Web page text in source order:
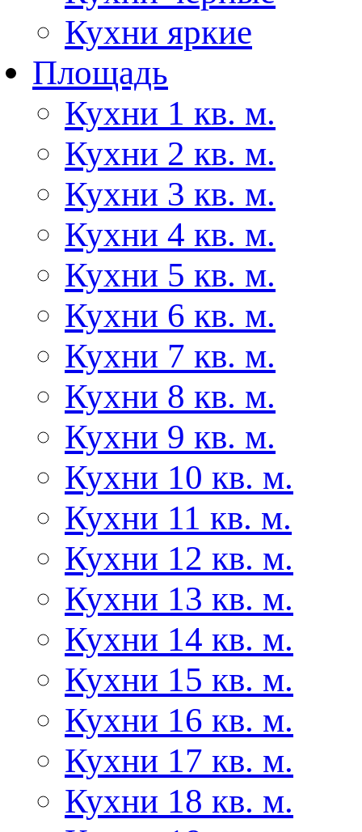
Кухни яркие
Площадь
Кухни 1 кв. м.
Кухни 2 кв. м.
Кухни 3 кв. м.
Кухни 4 кв. м.
Кухни 5 кв. м.
Кухни 6 кв. м.
Кухни 7 кв. м.
Кухни 8 кв. м.
Кухни 9 кв. м.
Кухни 10 кв. м.
Кухни 11 кв. м.
Кухни 12 кв. м.
Кухни 13 кв. м.
Кухни 14 кв. м.
Кухни 15 кв. м.
Кухни 16 кв. м.
Кухни 17 кв. м.
Кухни 18 кв. м.